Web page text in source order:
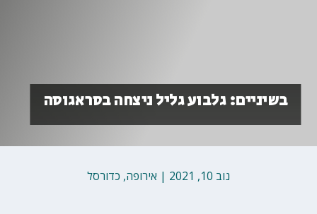
בשיניים: גלבוע גליל ניצחה בסראגוסה
נוב 10, 2021 | אירופה, כדורסל